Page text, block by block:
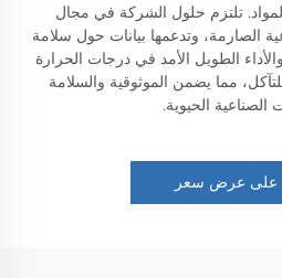
تلتزم حلول الشركة في مجال
الصارمة، وتدعمها بيانات حول سلامة
والأداء الطويل الأمد في درجات الحرارة
مما يضمن الموثوقية والسلامة
الصناعية الحيوية.
على عرض سعر